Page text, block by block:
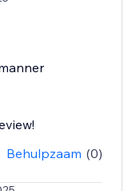
Behulpzaam (0)